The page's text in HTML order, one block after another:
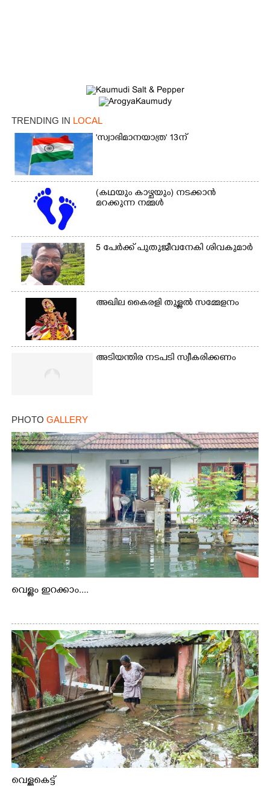
TRENDING IN LOCAL
'സ്വാഭിമാനയാത്ര' 13ന്
(കഥയും കാഴ്ചയും) നടക്കാൻ
മറക്കുന്ന നമ്മൾ
5 പേർക്ക് പുതുജീവനേകി ശിവകുമാർ
അഖില കൈരളി തുള്ളൽ സമ്മേളനം
അടിയന്തിര നടപടി സ്വീകരിക്കണം
PHOTO GALLERY
വെള്ളം ഇറക്കാം....
വെള്ളകെട്ട്
×
Share this link